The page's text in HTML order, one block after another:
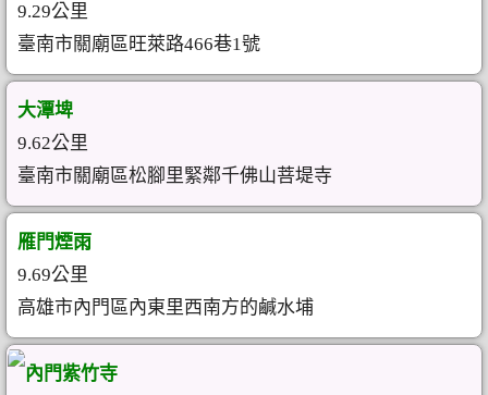
9.29公里
臺南市關廟區旺萊路466巷1號
大潭埤
9.62公里
臺南市關廟區松腳里緊鄰千佛山菩堤寺
雁門煙雨
9.69公里
高雄市內門區內東里西南方的鹹水埔
內門紫竹寺